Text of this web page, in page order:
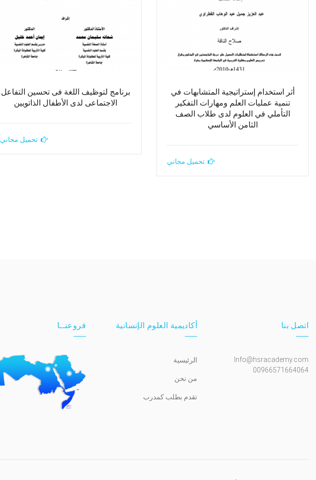
أثر استخدام إستراتيجية المتشابهات في
تنمية عمليات العلم ومهارات التفكير
التأملي في العلوم لدى طلاب الصف
الثامن الأساسي
تحميل مجاني
برنامج لتوظيف اللغة فى تحسين التفاعل
الاجتماعى لدى الأطفال الذاتويين
تحميل مجاني
اتصل بنا
Info@hsracademy.com
00966571664064
أكاديمية العلوم الإنسانية
الرئيسية
من نحن
تقدم بطلب كمدرب
فروعنــا